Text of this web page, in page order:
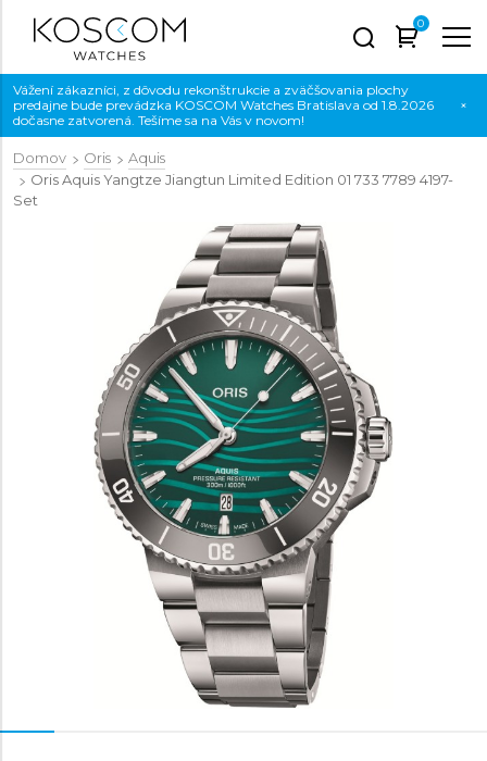
0
Vážení zákazníci, z dôvodu rekonštrukcie a zväčšovania plochy
predajne bude prevádzka KOSCOM Watches Bratislava od 1.8.2026
dočasne zatvorená. Tešíme sa na Vás v novom!
×
Domov Oris
Aquis
Oris Aquis Yangtze Jiangtun Limited Edition 01 733 7789 4197-
Set